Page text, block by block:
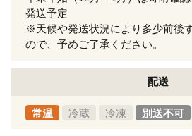
発送予定
※天候や発送状況により多少前後
ので、予めご了承ください。
配送
常温 冷蔵 冷凍 別送不可